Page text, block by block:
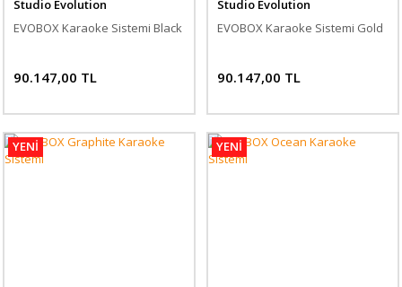
Studio Evolution
EVOBOX Karaoke Sistemi Black
90.147,00 TL
Studio Evolution
EVOBOX Karaoke Sistemi Gold
90.147,00 TL
YENİ YENİ